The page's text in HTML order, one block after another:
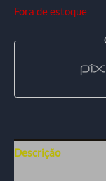
Fora de estoque
Descrição